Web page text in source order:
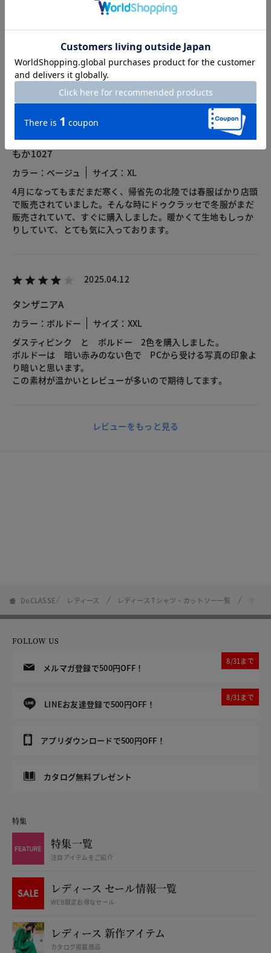
4.6 6レビュー
2025.04.16
もか1027
カラー：ベージュ
サイズ：XL
4月になってもまだまだ寒く、帰省先の北陸では春服ばかり店頭
で販売されていました。そんな時にドゥクラッセで冬服がまだ
販売されていて、すぐに購入しました。暖かくて生地もしっか
りしていて、とても気に入っております。
2025.04.12
タンザニアA
カラー：ボルドー
サイズ：XXL
ダスティピンク と ボルドー 2色を購入しました。
ボルドーは 暗い赤みのない色で PCから受ける写真の印象よ
り暗いと思います。
この素材が温かいとレビューが多いので期待してます。
レビューをもっと見る
DoCLASSE レディース レディース Tシャツ・カットソー一覧 ホッ
FOLLOW US
メルマガ登録で500円OFF！
8/31まで
LINEお友達登録で500円OFF！
8/31まで
アプリダウンロードで500円OFF！
カタログ無料プレゼント
特集
特集一覧
注目アイテムをご紹介
レディース セール情報一覧
WEB限定お得なセール
レディース 新作アイテム
カタログ掲載商品